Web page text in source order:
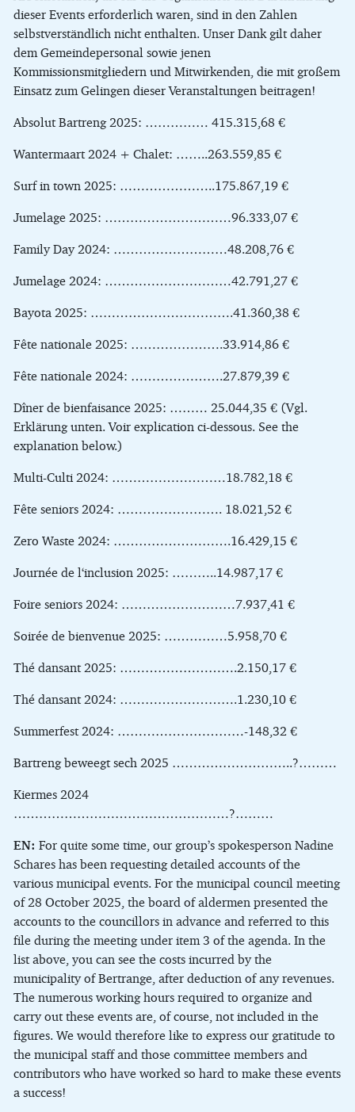
dieser Events erforderlich waren, sind in den Zahlen
selbstverständlich nicht enthalten. Unser Dank gilt daher
dem Gemeindepersonal sowie jenen
Kommissionsmitgliedern und Mitwirkenden, die mit großem
Einsatz zum Gelingen dieser Veranstaltungen beitragen!
Absolut Bartreng 2025: …………… 415.315,68 €
Wantermaart 2024 + Chalet: ……..263.559,85 €
Surf in town 2025: …………………..175.867,19 €
Jumelage 2025: …………………………96.333,07 €
Family Day 2024: ………………………48.208,76 €
Jumelage 2024: …………………………42.791,27 €
Bayota 2025: …………………………….41.360,38 €
Fête nationale 2025: ………………….33.914,86 €
Fête nationale 2024: ………………….27.879,39 €
Dîner de bienfaisance 2025: ……… 25.044,35 € (Vgl.
Erklärung unten. Voir explication ci-dessous. See the
explanation below.)
Multi-Culti 2024: ………………………18.782,18 €
Fête seniors 2024: ……………………. 18.021,52 €
Zero Waste 2024: ……………………….16.429,15 €
Journée de l‘inclusion 2025: ………..14.987,17 €
Foire seniors 2024: ………………………7.937,41 €
Soirée de bienvenue 2025: ……………5.958,70 €
Thé dansant 2025: ……………………….2.150,17 €
Thé dansant 2024: ……………………….1.230,10 €
Summerfest 2024: …………………………-148,32 €
Bartreng beweegt sech 2025 ………………………..?………
Kiermes 2024
……………………………………………?………
EN: For quite some time, our group’s spokesperson Nadine
Schares has been requesting detailed accounts of the
various municipal events. For the municipal council meeting
of 28 October 2025, the board of aldermen presented the
accounts to the councillors in advance and referred to this
file during the meeting under item 3 of the agenda. In the
list above, you can see the costs incurred by the
municipality of Bertrange, after deduction of any revenues.
The numerous working hours required to organize and
carry out these events are, of course, not included in the
figures. We would therefore like to express our gratitude to
the municipal staff and those committee members and
contributors who have worked so hard to make these events
a success!